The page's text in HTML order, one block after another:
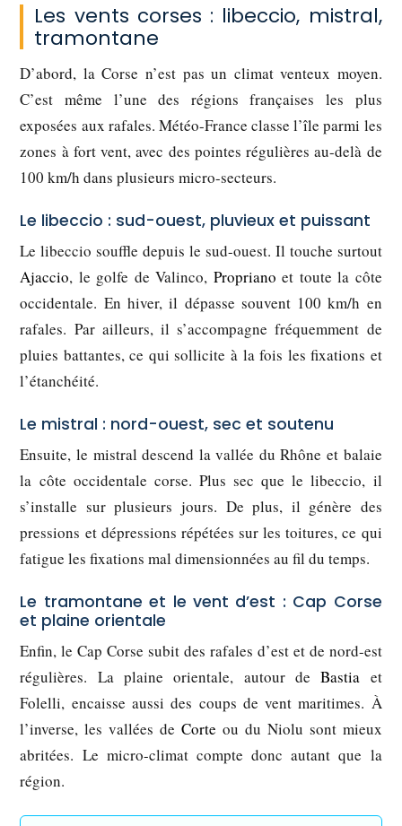
Les vents corses : libeccio, mistral,
tramontane
D’abord, la Corse n’est pas un climat venteux moyen.
C’est même l’une des régions françaises les plus
exposées aux rafales. Météo-France classe l’île parmi les
zones à fort vent, avec des pointes régulières au-delà de
100 km/h dans plusieurs micro-secteurs.
Le libeccio : sud-ouest, pluvieux et puissant
Le libeccio souffle depuis le sud-ouest. Il touche surtout
Ajaccio, le golfe de Valinco, Propriano et toute la côte
occidentale. En hiver, il dépasse souvent 100 km/h en
rafales. Par ailleurs, il s’accompagne fréquemment de
pluies battantes, ce qui sollicite à la fois les fixations et
l’étanchéité.
Le mistral : nord-ouest, sec et soutenu
Ensuite, le mistral descend la vallée du Rhône et balaie
la côte occidentale corse. Plus sec que le libeccio, il
s’installe sur plusieurs jours. De plus, il génère des
pressions et dépressions répétées sur les toitures, ce qui
fatigue les fixations mal dimensionnées au fil du temps.
Le tramontane et le vent d’est : Cap Corse
et plaine orientale
Enfin, le Cap Corse subit des rafales d’est et de nord-est
régulières. La plaine orientale, autour deBastia et
Folelli, encaisse aussi des coups de vent maritimes. À
l’inverse, les vallées deCorte ou du Niolu sont mieux
abritées. Le micro-climat compte donc autant que la
région.